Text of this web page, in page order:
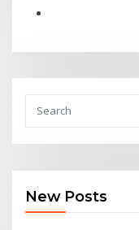
New Posts